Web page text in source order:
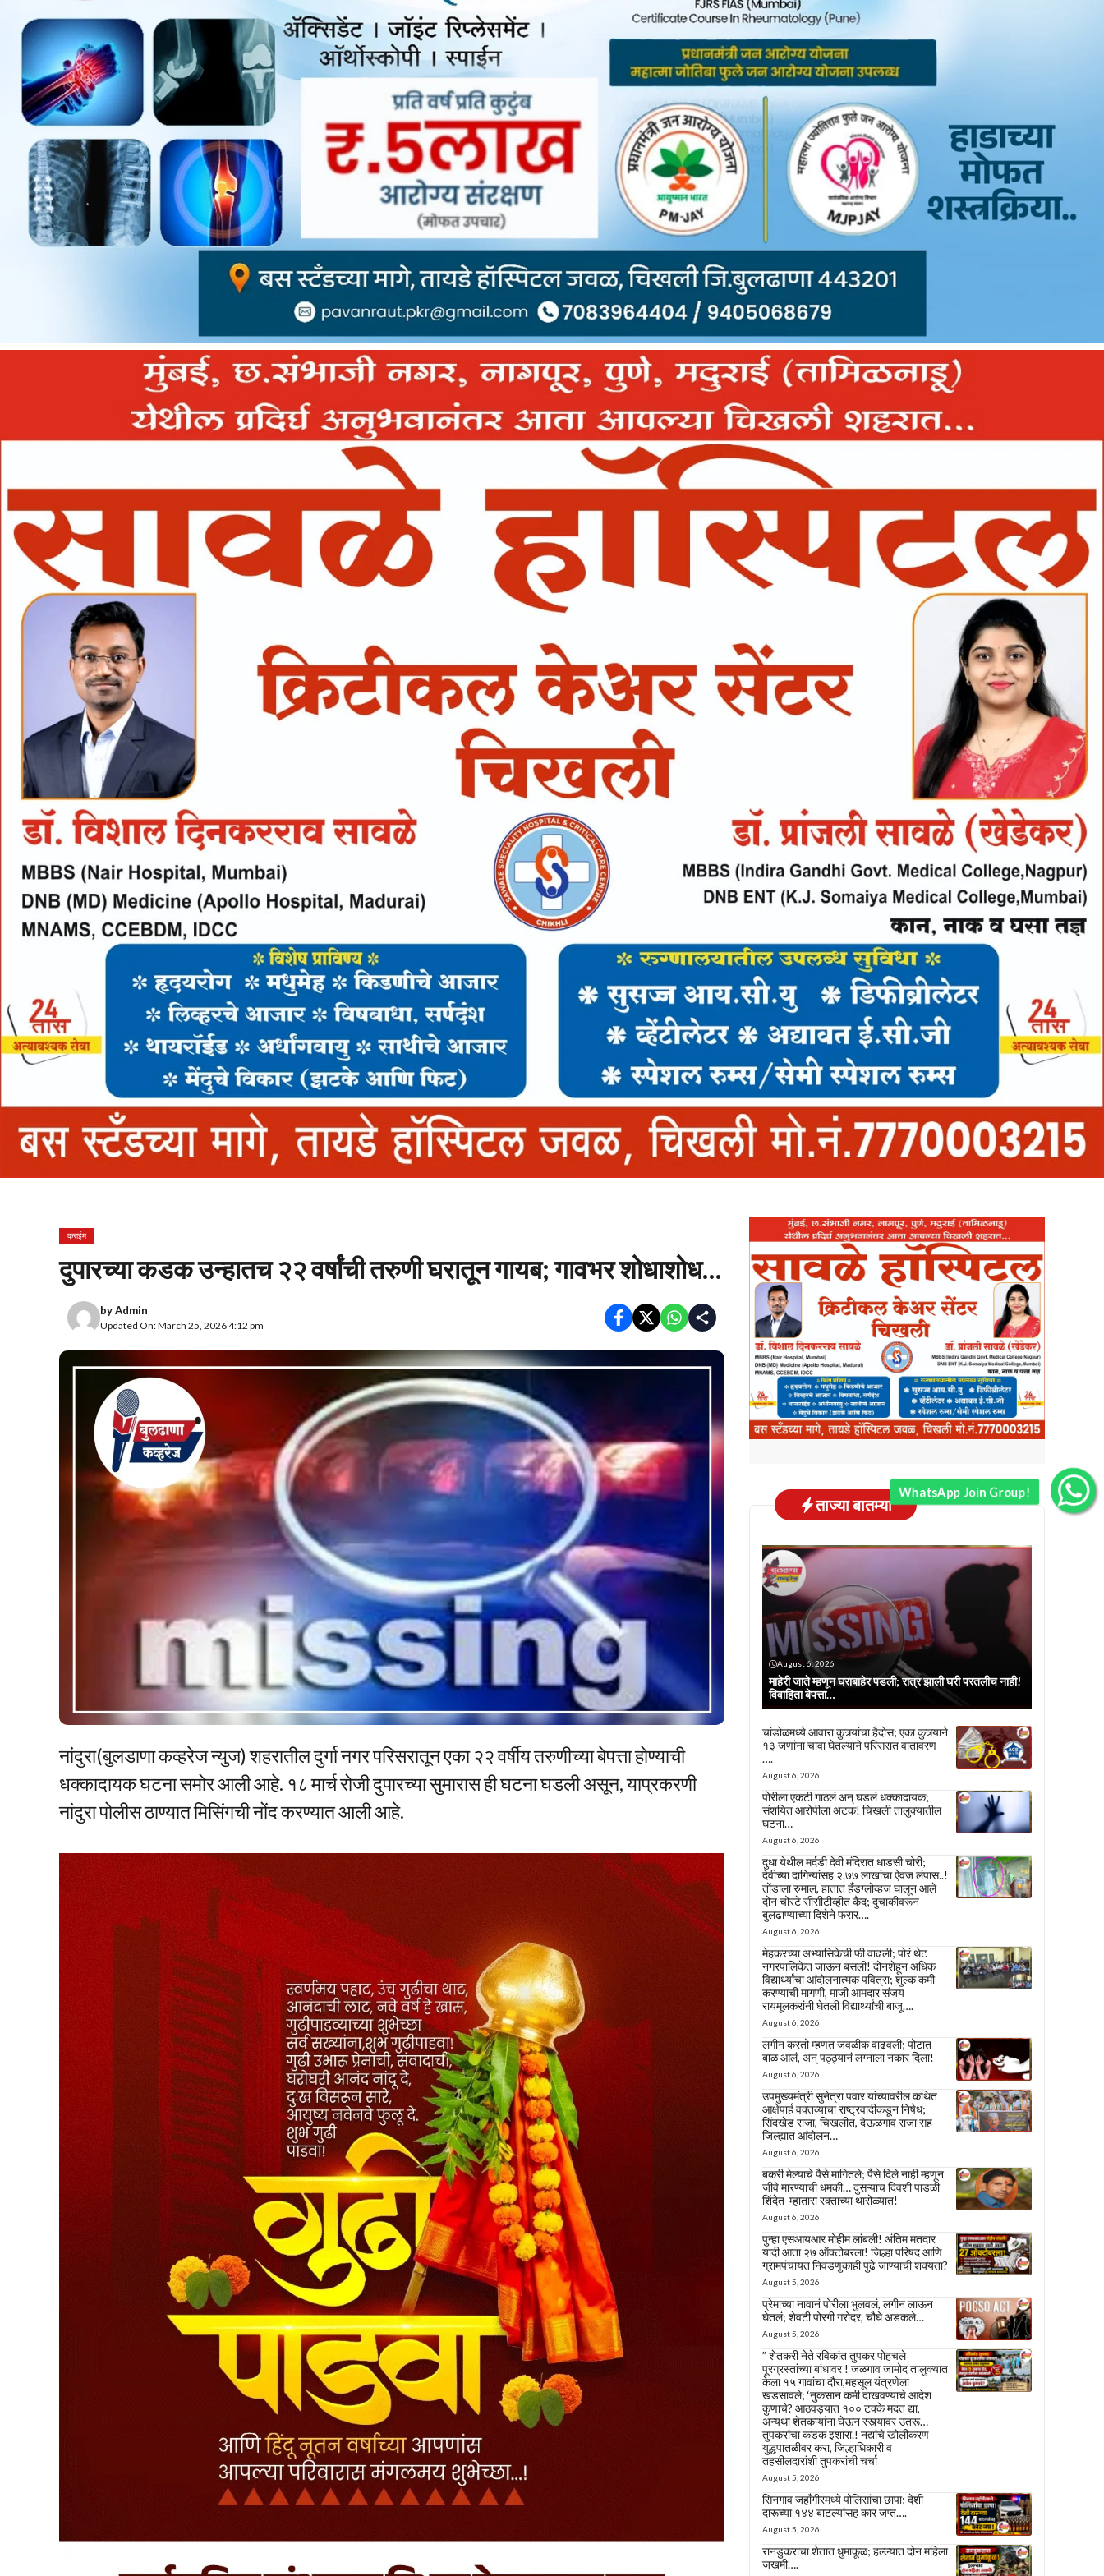
क्राईम
दुपारच्या कडक उन्हातच २२ वर्षांची तरुणी घरातून गायब; गावभर शोधाशोध…
byAdmin
Updated On: March 25, 2026 4:12 pm
नांदुरा(बुलडाणा कव्हरेज न्युज) शहरातील दुर्गा नगर परिसरातून एका २२ वर्षीय तरुणीच्या बेपत्ता होण्याची
धक्कादायक घटना समोर आली आहे. १८ मार्च रोजी दुपारच्या सुमारास ही घटना घडली असून, याप्रकरणी
नांदुरा पोलीस ठाण्यात मिसिंगची नोंद करण्यात आली आहे.
ताज्या बातम्या
August 6, 2026
माहेरी जाते म्हणून घराबाहेर पडली; रात्र झाली घरी परतलीच नाही!
विवाहिता बेपत्ता…
चांडोळमध्ये आवारा कुत्र्यांचा हैदोस; एका कुत्र्याने
१३ जणांना चावा घेतल्याने परिसरात वातावरण
….
August 6, 2026
पोरीला एकटी गाठलं अन् घडलं धक्कादायक;
संशयित आरोपीला अटक! चिखली तालुक्यातील
घटना…
August 6, 2026
दुधा येथील मर्दडी देवी मंदिरात धाडसी चोरी;
देवीच्या दागिन्यांसह २.७७ लाखांचा ऐवज लंपास..!
तोंडाला रुमाल, हातात हँडग्लोव्हज घालून आले
दोन चोरटे सीसीटीव्हीत कैद; दुचाकीवरून
बुलढाण्याच्या दिशेने फरार….
August 6, 2026
मेहकरच्या अभ्यासिकेची फी वाढली; पोरं थेट
नगरपालिकेत जाऊन बसली! दोनशेहून अधिक
विद्यार्थ्यांचा आंदोलनात्मक पवित्रा; शुल्क कमी
करण्याची मागणी, माजी आमदार संजय
रायमूलकरांनी घेतली विद्यार्थ्यांची बाजू….
August 6, 2026
लगीन करतो म्हणत जवळीक वाढवली; पोटात
बाळ आलं, अन् पठ्ठ्यानं लग्नाला नकार दिला!
August 6, 2026
उपमुख्यमंत्री सुनेत्रा पवार यांच्यावरील कथित
आक्षेपार्ह वक्तव्याचा राष्ट्रवादीकडून निषेध;
सिंदखेड राजा, चिखलीत, देऊळगाव राजा सह
जिल्ह्यात आंदोलन…
August 6, 2026
बकरी मेल्याचे पैसे मागितले; पैसे दिले नाही म्हणून
जीवे मारण्याची धमकी… दुसऱ्याच दिवशी पाडळी
शिंदेत म्हातारा रक्ताच्या थारोळ्यात!
August 6, 2026
पुन्हा एसआयआर मोहीम लांबली! अंतिम मतदार
यादी आता २७ ऑक्टोबरला! जिल्हा परिषद आणि
ग्रामपंचायत निवडणुकाही पुढे जाण्याची शक्यता?
August 5, 2026
प्रेमाच्या नावानं पोरीला भुलवलं, लगीन लाऊन
घेतलं; शेवटी पोरगी गरोदर, चौघे अडकले…
August 5, 2026
” शेतकरी नेते रविकांत तुपकर पोहचले
पूरग्रस्तांच्या बांधावर ! जळगाव जामोद तालुक्यात
केला १५ गावांचा दौरा,महसूल यंत्रणेला
खडसावले; ‘नुकसान कमी दाखवण्याचे आदेश
कुणाचे? आठवड्यात १०० टक्के मदत द्या,
अन्यथा शेतकऱ्यांना घेऊन रस्त्यावर उतरू…
तुपकरांचा कडक इशारा.! नद्यांचे खोलीकरण
युद्धपातळीवर करा, जिल्हाधिकारी व
तहसीलदारांशी तुपकरांची चर्चा
August 5, 2026
सिनगाव जहाँगीरमध्ये पोलिसांचा छापा; देशी
दारूच्या १४४ बाटल्यांसह कार जप्त….
August 5, 2026
रानडुकराचा शेतात धुमाकूळ; हल्ल्यात दोन महिला
जखमी….
WhatsApp Join Group!